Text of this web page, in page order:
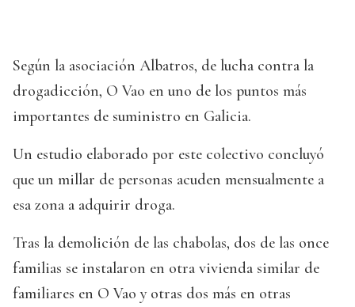
Según la asociación Albatros, de lucha contra la
drogadicción, O Vao en uno de los puntos más
importantes de suministro en Galicia.
Un estudio elaborado por este colectivo concluyó
que un millar de personas acuden mensualmente a
esa zona a adquirir droga.
Tras la demolición de las chabolas, dos de las once
familias se instalaron en otra vivienda similar de
familiares en O Vao y otras dos más en otras